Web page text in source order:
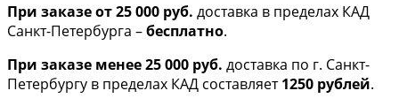
При заказе от 25 000 руб. доставка в пределах КАД
Санкт-Петербурга –бесплатно.
При заказе менее 25 000 руб. доставка по г. Санкт-
Петербургу в пределах КАД составляет1250 рублей.